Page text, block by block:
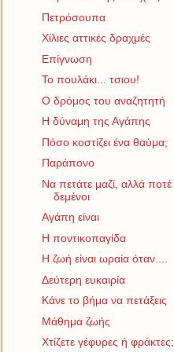
Πετρόσουπα
Χίλιες αττικές δραχμές
Επίγνωση
To πουλάκι... τσιου!
Ο δρόμος του αναζητητή
Η δύναμη της Αγάπης
Πόσο κοστίζει ένα θαύμα;
Παράπονο
Να πετάτε μαζί, αλλά ποτέ
δεμένοι
Αγάπη είναι
Η ποντικοπαγίδα
Η ζωή είναι ωραία όταν....
Δεύτερη ευκαιρία
Κάνε το βήμα να πετάξεις
Μάθημα ζωής
Χτίζετε γέφυρες ή φράκτες;